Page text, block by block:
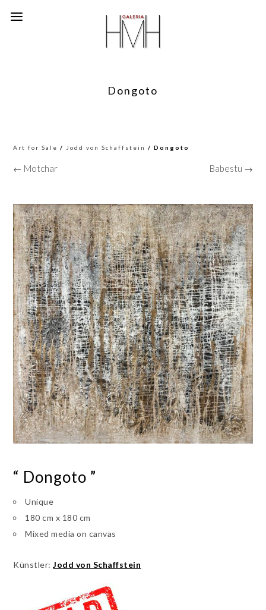
Dongoto
Art for Sale / Jodd von Schaffstein / Dongoto
← Motchar Babestu →
“ Dongoto ”
Unique
180 cm x 180 cm
Mixed media on canvas
Künstler:Jodd von Schaffstein